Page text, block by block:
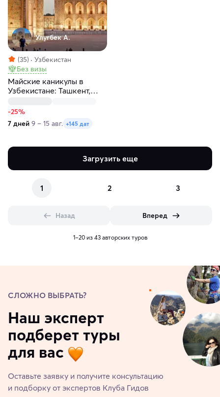
Улугбек А.
(35)
Узбекистан
Без визы
Майские каникулы в
Узбекистане: Ташкент,
-25%
7 дней 9 – 15 авг. +145 дат
Загрузить еще
1 2 3
Назад Вперед
1–20 из 43 авторских туров
СЛОЖНО ВЫБРАТЬ?
Наш эксперт
подберет туры
для вас
Оставьте заявку и получите консультацию
и подборку от экспертов Клуба Гидов